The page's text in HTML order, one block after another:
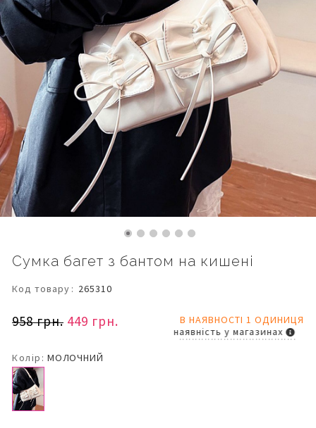
Сумка багет з бантом на кишені
Код товару 265310
958 грн. 449 грн.
В НАЯВНОСТІ 1 ОДИНИЦЯ
наявність у магазинах
Колір: МОЛОЧНИЙ
галереї